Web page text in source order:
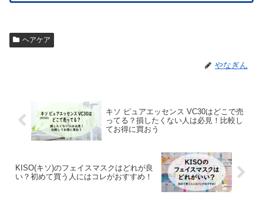
ヘアケア
やなぎん
キソ ピュアエッセンス VC30はどこで売
ってる？損したくない人は必見！比較し
てお得に買おう
KISO(キソ)のフェイスマスクはどれが良
い？初めて買う人にはコレがおすすめ！